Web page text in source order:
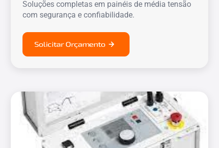
Soluções completas em painéis de média tensão
com segurança e confiabilidade.
Solicitar Orçamento